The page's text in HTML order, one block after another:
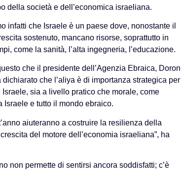
della società e dell’economica israeliana.
infatti che Israele è un paese dove, nonostante il
sostenuto, mancano risorse, soprattutto in
come la sanità, l’alta ingegneria, l’educazione.
che il presidente dell’Agenzia Ebraica, Doron
dichiarato che l’aliya è di importanza strategica per
Israele, sia a livello pratico che morale, come
Israele e tutto il mondo ebraico.
aiuteranno a costruire la resilienza della
del motore dell’economia israeliana”, ha
non permette di sentirsi ancora soddisfatti; c’è